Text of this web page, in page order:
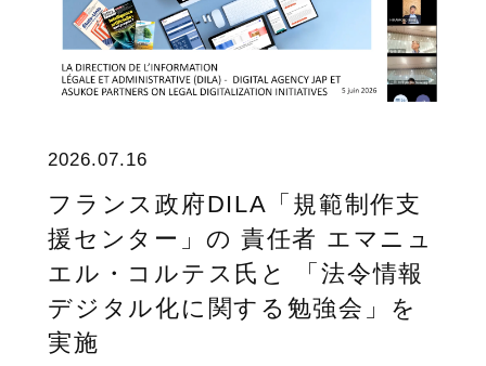
2026.07.16
フランス政府DILA「規範制作支
援センター」の 責任者 エマニュ
エル・コルテス氏と 「法令情報
デジタル化に関する勉強会」を
実施